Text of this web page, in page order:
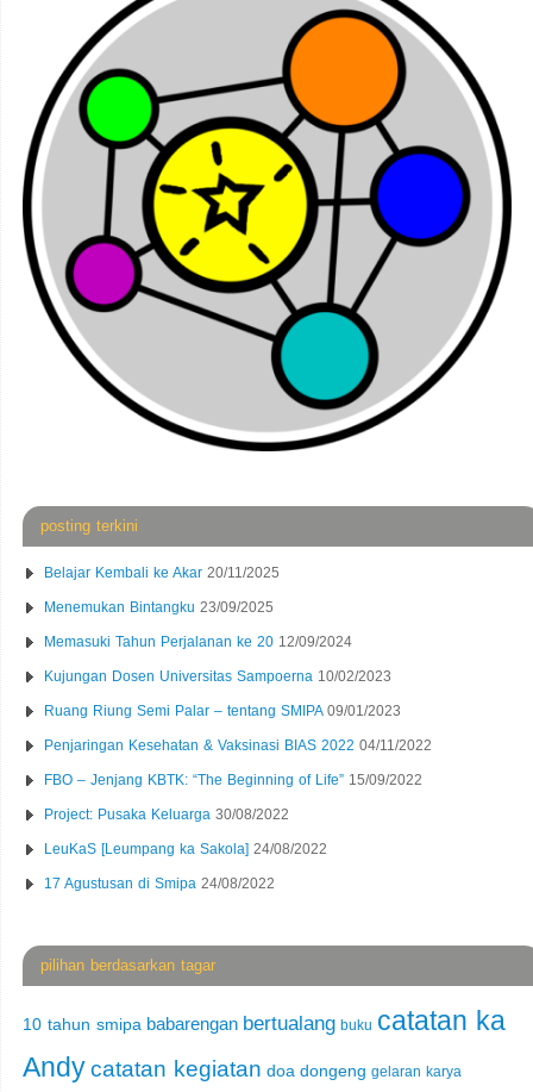
posting terkini
Belajar Kembali ke Akar 20/11/2025
Menemukan Bintangku 23/09/2025
Memasuki Tahun Perjalanan ke 20 12/09/2024
Kujungan Dosen Universitas Sampoerna 10/02/2023
Ruang Riung Semi Palar – tentang SMIPA 09/01/2023
Penjaringan Kesehatan & Vaksinasi BIAS 2022 04/11/2022
FBO – Jenjang KBTK: “The Beginning of Life” 15/09/2022
Project: Pusaka Keluarga 30/08/2022
LeuKaS [Leumpang ka Sakola] 24/08/2022
17 Agustusan di Smipa 24/08/2022
pilihan berdasarkan tagar
10 tahun smipa babarengan bertualang buku catatan ka
Andycatatan kegiatan doa dongeng gelaran karya